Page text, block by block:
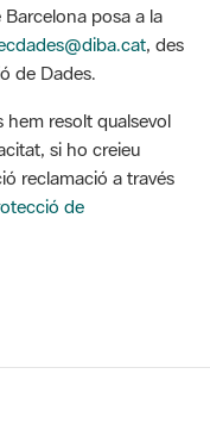
posa a la
, des
de Dades.
hem resolt qualsevol
si ho creieu
reclamació a través
de